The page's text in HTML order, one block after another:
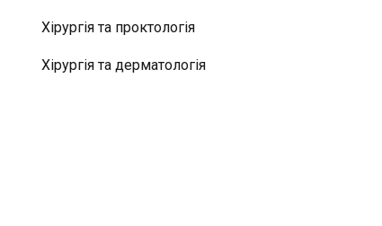
Хірургія та проктологія
Хірургія та дерматологія